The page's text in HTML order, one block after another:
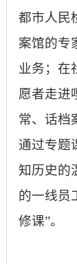
都市人民
案馆的专
业务；在
愿者走进
常、话档
通过专题
知历史的
的一线员
修课”。